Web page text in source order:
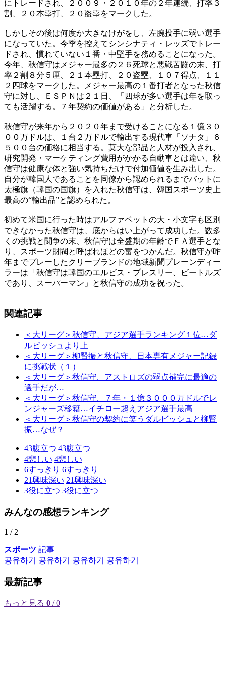
にトレードされ、２００９・２０１０年の２年連続、打率３
割、２０本塁打、２０盗塁をマークした。
しかしその後は何度か大きなけがをし、左腕投手に弱い選手
になっていた。今季を控えてシンシナティ・レッズでトレー
ドされ、慣れていない１番・中堅手を務めることになった。
今年、秋信守はメジャー最多の２６死球と悪戦苦闘の末、打
率２割８分５厘、２１本塁打、２０盗塁、１０７得点、１１
２四球をマークした。メジャー最高の１番打者となった秋信
守に対し、ＥＳＰＮは２１日、「四球が多い選手は年を取っ
ても活躍する。７年契約の価値がある」と分析した。
秋信守が来年から２０２０年まで受けることになる１億３０
００万ドルは、１台２万ドルで輸出する現代車「ソナタ」６
５００台の価格に相当する。莫大な部品と人材が投入され、
研究開発・マーケティング費用がかかる自動車とは違い、秋
信守は健康な体と強い気持ちだけで付加価値を生み出した。
自分が韓国人であることを同僚から認められるまでバットに
太極旗（韓国の国旗）を入れた秋信守は、韓国スポーツ史上
最高の“輸出品”と認められた。
初めて米国に行った時はアルファベットの大・小文字も区別
できなかった秋信守は、底からはい上がって成功した。数多
くの挑戦と闘争の末、秋信守は全盛期の年齢でＦＡ選手とな
り、スポーツ財閥と呼ばれほどの富をつかんだ。秋信守が昨
年までプレーしたクリーブランドの地域新聞プレーンディー
ラーは「秋信守は韓国のエルビス・プレスリー、ビートルズ
であり、スーパーマン」と秋信守の成功を祝った。
関連記事
＜大リーグ＞秋信守、アジア選手ランキング１位…ダ
ルビッシュより上
＜大リーグ＞柳賢振と秋信守、日本専有メジャー記録
に挑戦状（１）
＜大リーグ＞秋信守、アストロズの弱点補完に最適の
選手だが…
＜大リーグ＞秋信守、７年・１億３０００万ドルでレ
ンジャーズ移籍…イチロー超えアジア選手最高
＜大リーグ＞秋信守の契約に笑うダルビッシュと柳賢
振…なぜ？
43腹立つ 43腹立つ
4悲しい 4悲しい
6すっきり 6すっきり
21興味深い 21興味深い
3役に立つ 3役に立つ
みんなの感想ランキング
1 / 2
スポーツ 記事
공유하기
공유하기 공유하기 공유하기
最新記事
もっと見る 0 / 0